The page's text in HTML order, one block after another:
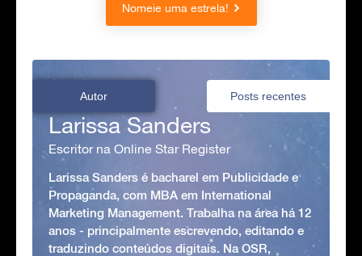
Nomeie uma estrela!
Autor Posts recentes
Larissa Sanders
Escritor na Online Star Register
Larissa Sanders é bacharel em Publicidade e
Propaganda, com MBA em International
Marketing Management. Trabalha na área há 12
anos - principalmente escrevendo, editando e
traduzindo conteúdos digitais. Na OSR,